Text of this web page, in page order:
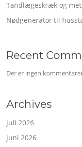
Tandlægeskræk og
Nødgenerator til
Recent
Der er ingen
Archives
juli 2026
juni 2026